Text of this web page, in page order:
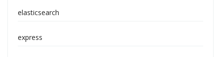
elasticsearch
express